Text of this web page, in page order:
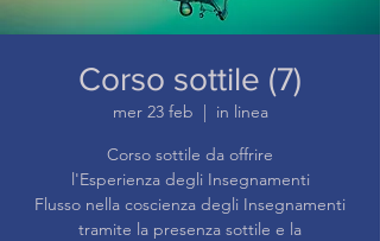
Corso sottile (7)
mer 23 feb
  |
in linea
Corso sottile da offrire
l'Esperienza degli Insegnamenti
Flusso nella coscienza degli Insegnamenti
tramite la presenza sottile e la